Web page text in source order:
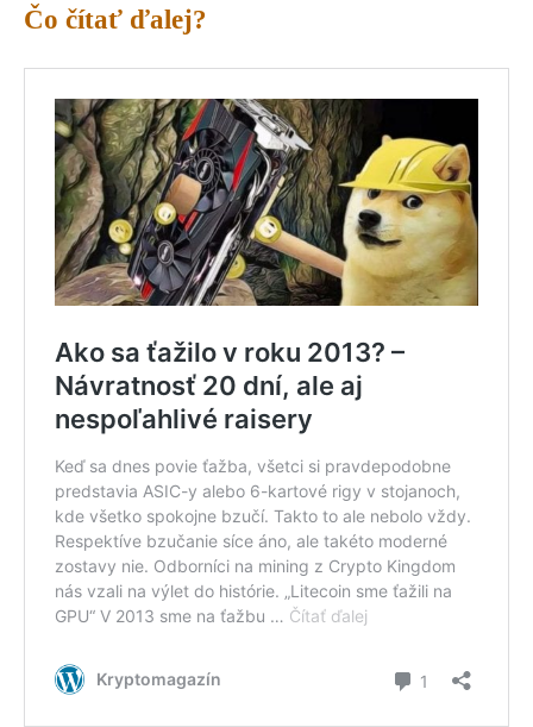
Čo čítať ďalej?